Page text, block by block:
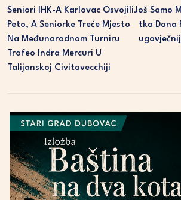
Seniori IHK-A Karlovac Osvojili
Peto, A Seniorke Treće Mjesto
Na Međunarodnom Turniru
Trofeo Indra Mercuri U
Talijanskoj Civitavecchiji
Još Samo
Tka Dana